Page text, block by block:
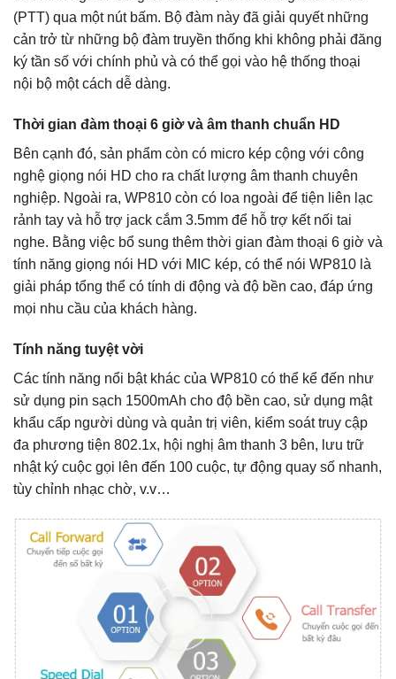
(PTT) qua một nút bấm. Bộ đàm này đã giải quyết những
cản trở từ những bộ đàm truyền thống khi không phải đăng
ký tần số với chính phủ và có thể gọi vào hệ thống thoại
nội bộ một cách dễ dàng.
Thời gian đàm thoại 6 giờ và âm thanh chuẩn HD
Bên cạnh đó, sản phẩm còn có micro kép cộng với công
nghệ giọng nói HD cho ra chất lượng âm thanh chuyên
nghiệp. Ngoài ra, WP810 còn có loa ngoài để tiện liên lạc
rảnh tay và hỗ trợ jack cắm 3.5mm để hỗ trợ kết nối tai
nghe. Bằng việc bổ sung thêm thời gian đàm thoại 6 giờ và
tính năng giọng nói HD với MIC kép, có thể nói WP810 là
giải pháp tổng thể có tính di động và độ bền cao, đáp ứng
mọi nhu cầu của khách hàng.
Tính năng tuyệt vời
Các tính năng nổi bật khác của WP810 có thể kể đến như
sử dụng pin sạch 1500mAh cho độ bền cao, sử dụng mật
khẩu cấp người dùng và quản trị viên, kiểm soát truy cập
đa phương tiện 802.1x, hội nghị âm thanh 3 bên, lưu trữ
nhật ký cuộc gọi lên đến 100 cuộc, tự động quay số nhanh,
tùy chỉnh nhạc chờ, v.v…